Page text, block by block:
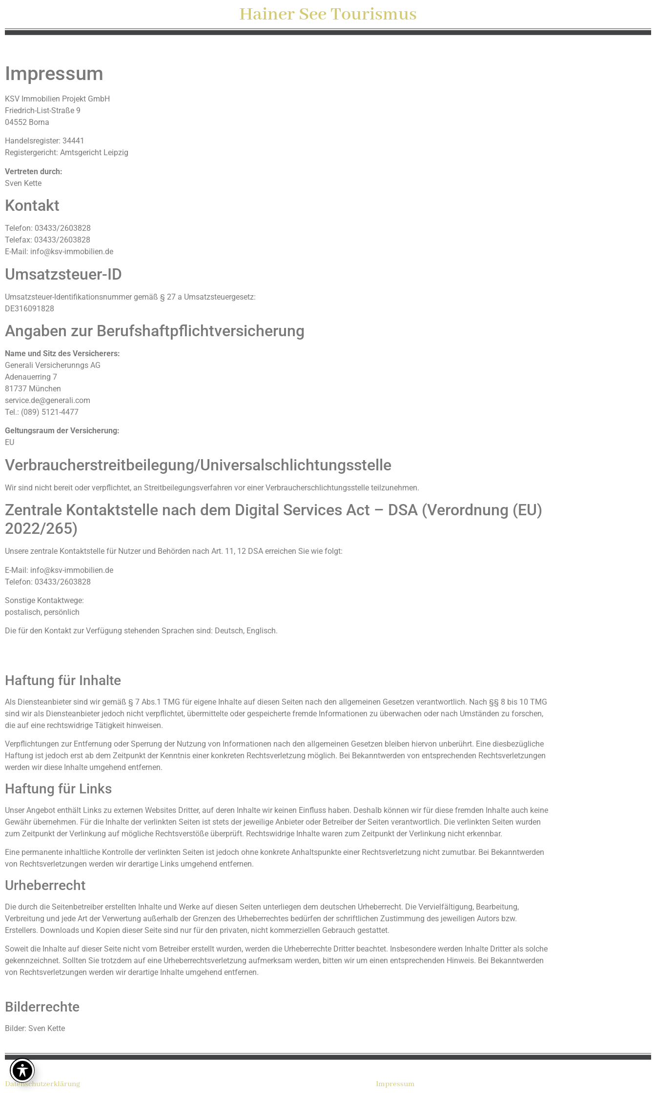
Hainer See Tourismus
Impressum
KSV Immobilien Projekt GmbH
Friedrich-List-Straße 9
04552 Borna
Handelsregister: 34441
Registergericht: Amtsgericht Leipzig
Vertreten durch:
Sven Kette
Kontakt
Telefon: 03433/2603828
Telefax: 03433/2603828
E-Mail: info@ksv-immobilien.de
Umsatzsteuer-ID
Umsatzsteuer-Identifikationsnummer gemäß § 27 a Umsatzsteuergesetz:
DE316091828
Angaben zur Berufs­haftpflicht­versicherung
Name und Sitz des Versicherers:
Generali Versicherunngs AG
Adenauerring 7
81737 München
service.de@generali.com
Tel.: (089) 5121-4477
Geltungsraum der Versicherung:
EU
Verbraucher­streit­beilegung/Universal­schlichtungs­stelle
Wir sind nicht bereit oder verpflichtet, an Streitbeilegungsverfahren vor einer Verbraucherschlichtungsstelle teilzunehmen.
Zentrale Kontaktstelle nach dem Digital Services Act – DSA (Verordnung (EU)
2022/265)
Unsere zentrale Kontaktstelle für Nutzer und Behörden nach Art. 11, 12 DSA erreichen Sie wie folgt:
E-Mail: info@ksv-immobilien.de
Telefon: 03433/2603828
Sonstige Kontaktwege:
postalisch, persönlich
Die für den Kontakt zur Verfügung stehenden Sprachen sind: Deutsch, Englisch.
Haftung für Inhalte
Als Diensteanbieter sind wir gemäß § 7 Abs.1 TMG für eigene Inhalte auf diesen Seiten nach den allgemeinen Gesetzen verantwortlich. Nach §§ 8 bis 10 TMG
sind wir als Diensteanbieter jedoch nicht verpflichtet, übermittelte oder gespeicherte fremde Informationen zu überwachen oder nach Umständen zu forschen,
die auf eine rechtswidrige Tätigkeit hinweisen.
Verpflichtungen zur Entfernung oder Sperrung der Nutzung von Informationen nach den allgemeinen Gesetzen bleiben hiervon unberührt. Eine diesbezügliche
Haftung ist jedoch erst ab dem Zeitpunkt der Kenntnis einer konkreten Rechtsverletzung möglich. Bei Bekanntwerden von entsprechenden Rechtsverletzungen
werden wir diese Inhalte umgehend entfernen.
Haftung für Links
Unser Angebot enthält Links zu externen Websites Dritter, auf deren Inhalte wir keinen Einfluss haben. Deshalb können wir für diese fremden Inhalte auch keine
Gewähr übernehmen. Für die Inhalte der verlinkten Seiten ist stets der jeweilige Anbieter oder Betreiber der Seiten verantwortlich. Die verlinkten Seiten wurden
zum Zeitpunkt der Verlinkung auf mögliche Rechtsverstöße überprüft. Rechtswidrige Inhalte waren zum Zeitpunkt der Verlinkung nicht erkennbar.
Eine permanente inhaltliche Kontrolle der verlinkten Seiten ist jedoch ohne konkrete Anhaltspunkte einer Rechtsverletzung nicht zumutbar. Bei Bekanntwerden
von Rechtsverletzungen werden wir derartige Links umgehend entfernen.
Urheberrecht
Die durch die Seitenbetreiber erstellten Inhalte und Werke auf diesen Seiten unterliegen dem deutschen Urheberrecht. Die Vervielfältigung, Bearbeitung,
Verbreitung und jede Art der Verwertung außerhalb der Grenzen des Urheberrechtes bedürfen der schriftlichen Zustimmung des jeweiligen Autors bzw.
Erstellers. Downloads und Kopien dieser Seite sind nur für den privaten, nicht kommerziellen Gebrauch gestattet.
Soweit die Inhalte auf dieser Seite nicht vom Betreiber erstellt wurden, werden die Urheberrechte Dritter beachtet. Insbesondere werden Inhalte Dritter als solche
gekennzeichnet. Sollten Sie trotzdem auf eine Urheberrechtsverletzung aufmerksam werden, bitten wir um einen entsprechenden Hinweis. Bei Bekanntwerden
von Rechtsverletzungen werden wir derartige Inhalte umgehend entfernen.
Bilderrechte
Bilder: Sven Kette
Datenschutzerklärung
Impressum